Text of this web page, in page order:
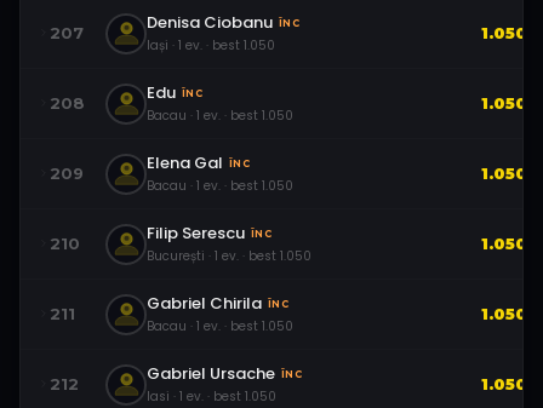
207 Denisa Ciobanu ÎNC
Iași · 1 ev. · best 1.050
1.050
208 Edu ÎNC
Bacau · 1 ev. · best 1.050
1.050
209 Elena Gal ÎNC
Bacau · 1 ev. · best 1.050
1.050
210 Filip Serescu ÎNC
București · 1 ev. · best 1.050
1.050
211 Gabriel Chirila ÎNC
Bacau · 1 ev. · best 1.050
1.050
212 Gabriel Ursache ÎNC
Iasi · 1 ev. · best 1.050
1.050